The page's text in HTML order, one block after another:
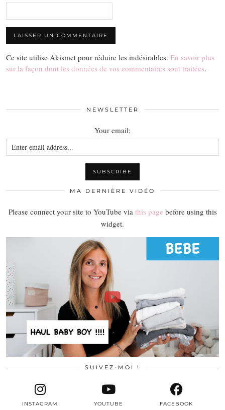
Ce site utilise Akismet pour réduire les indésirables. En savoir plus
sur la façon dont les données de vos commentaires sont traitées.
NEWSLETTER
Your email:
MA DERNIÈRE VIDÉO
Please connect your site to YouTube via this page before using this
widget.
SUIVEZ-MOI !
INSTAGRAM FACEBOOK
YOUTUBE